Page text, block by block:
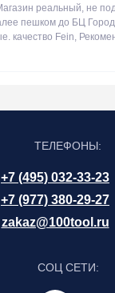
реальный, не
пешком до БЦ
качество Fein,
ТЕЛЕФОНЫ:
+7 (495) 032-33-23
+7 (977) 380-29-27
zakaz@100tool.ru
СОЦ СЕТИ: